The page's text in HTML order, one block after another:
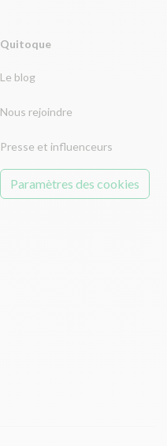
Quitoque
Le blog
Nous rejoindre
Presse et influenceurs
Paramètres des cookies